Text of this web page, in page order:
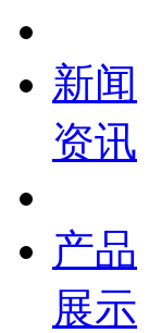
新闻
资讯
产品
展示